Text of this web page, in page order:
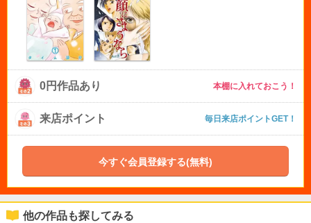
0円作品あり 本棚に入れておこう！
来店ポイント 毎日来店ポイントGET！
今すぐ会員登録する(無料)
他の作品も探してみる